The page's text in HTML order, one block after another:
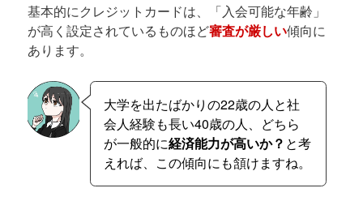
基本的にクレジットカードは、「入会可能な年齢」
が高く設定されているものほど審査が厳しい傾向に
あります。
大学を出たばかりの22歳の人と社
会人経験も長い40歳の人、どちら
が一般的に経済能力が高いか？ と考
えれば、この傾向にも頷けますね。